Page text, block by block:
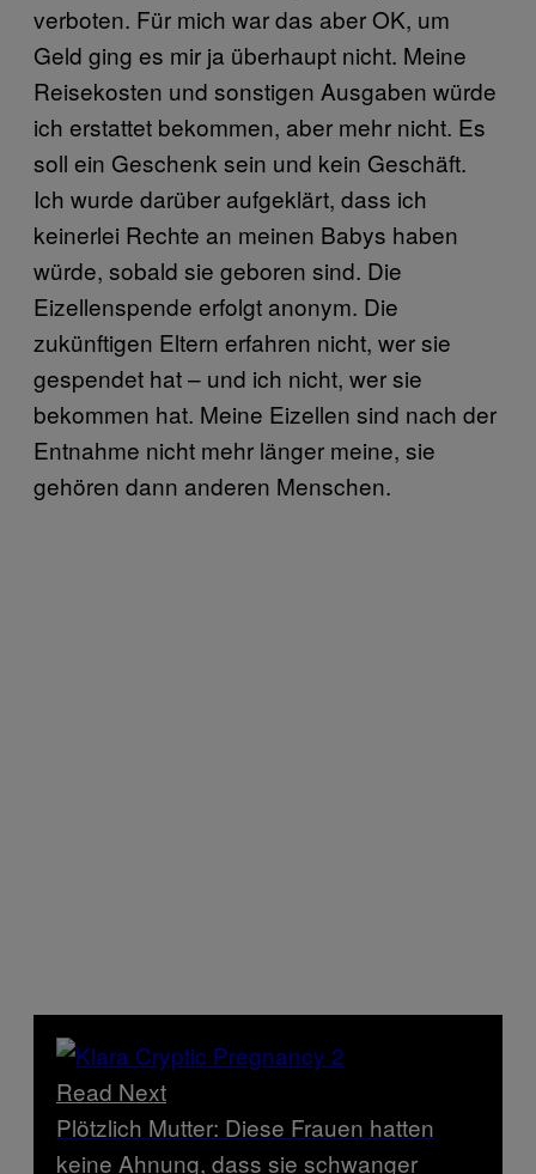
verboten. Für mich war das aber OK, um
Geld ging es mir ja überhaupt nicht. Meine
Reisekosten und sonstigen Ausgaben würde
ich erstattet bekommen, aber mehr nicht. Es
soll ein Geschenk sein und kein Geschäft.
Ich wurde darüber aufgeklärt, dass ich
keinerlei Rechte an meinen Babys haben
würde, sobald sie geboren sind. Die
Eizellenspende erfolgt anonym. Die
zukünftigen Eltern erfahren nicht, wer sie
gespendet hat – und ich nicht, wer sie
bekommen hat. Meine Eizellen sind nach der
Entnahme nicht mehr länger meine, sie
gehören dann anderen Menschen.
Read Next
Plötzlich Mutter: Diese Frauen hatten
keine Ahnung, dass sie schwanger